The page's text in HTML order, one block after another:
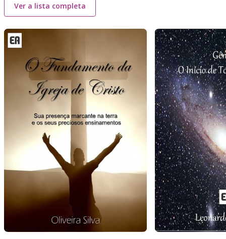
Ver a lista completa